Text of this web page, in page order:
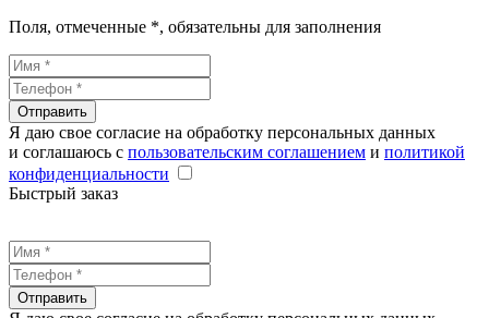
Поля, отмеченные *, обязательны для заполнения
Отправить
Я даю свое согласие на обработку персональных данных
и соглашаюсь с пользовательским соглашением и политикой
конфиденциальности
Быстрый заказ
Отправить